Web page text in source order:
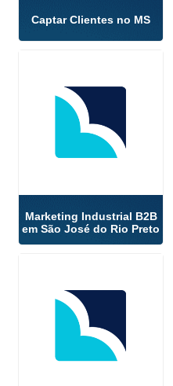
Captar Clientes no MS
Marketing Industrial B2B
em São José do Rio Preto